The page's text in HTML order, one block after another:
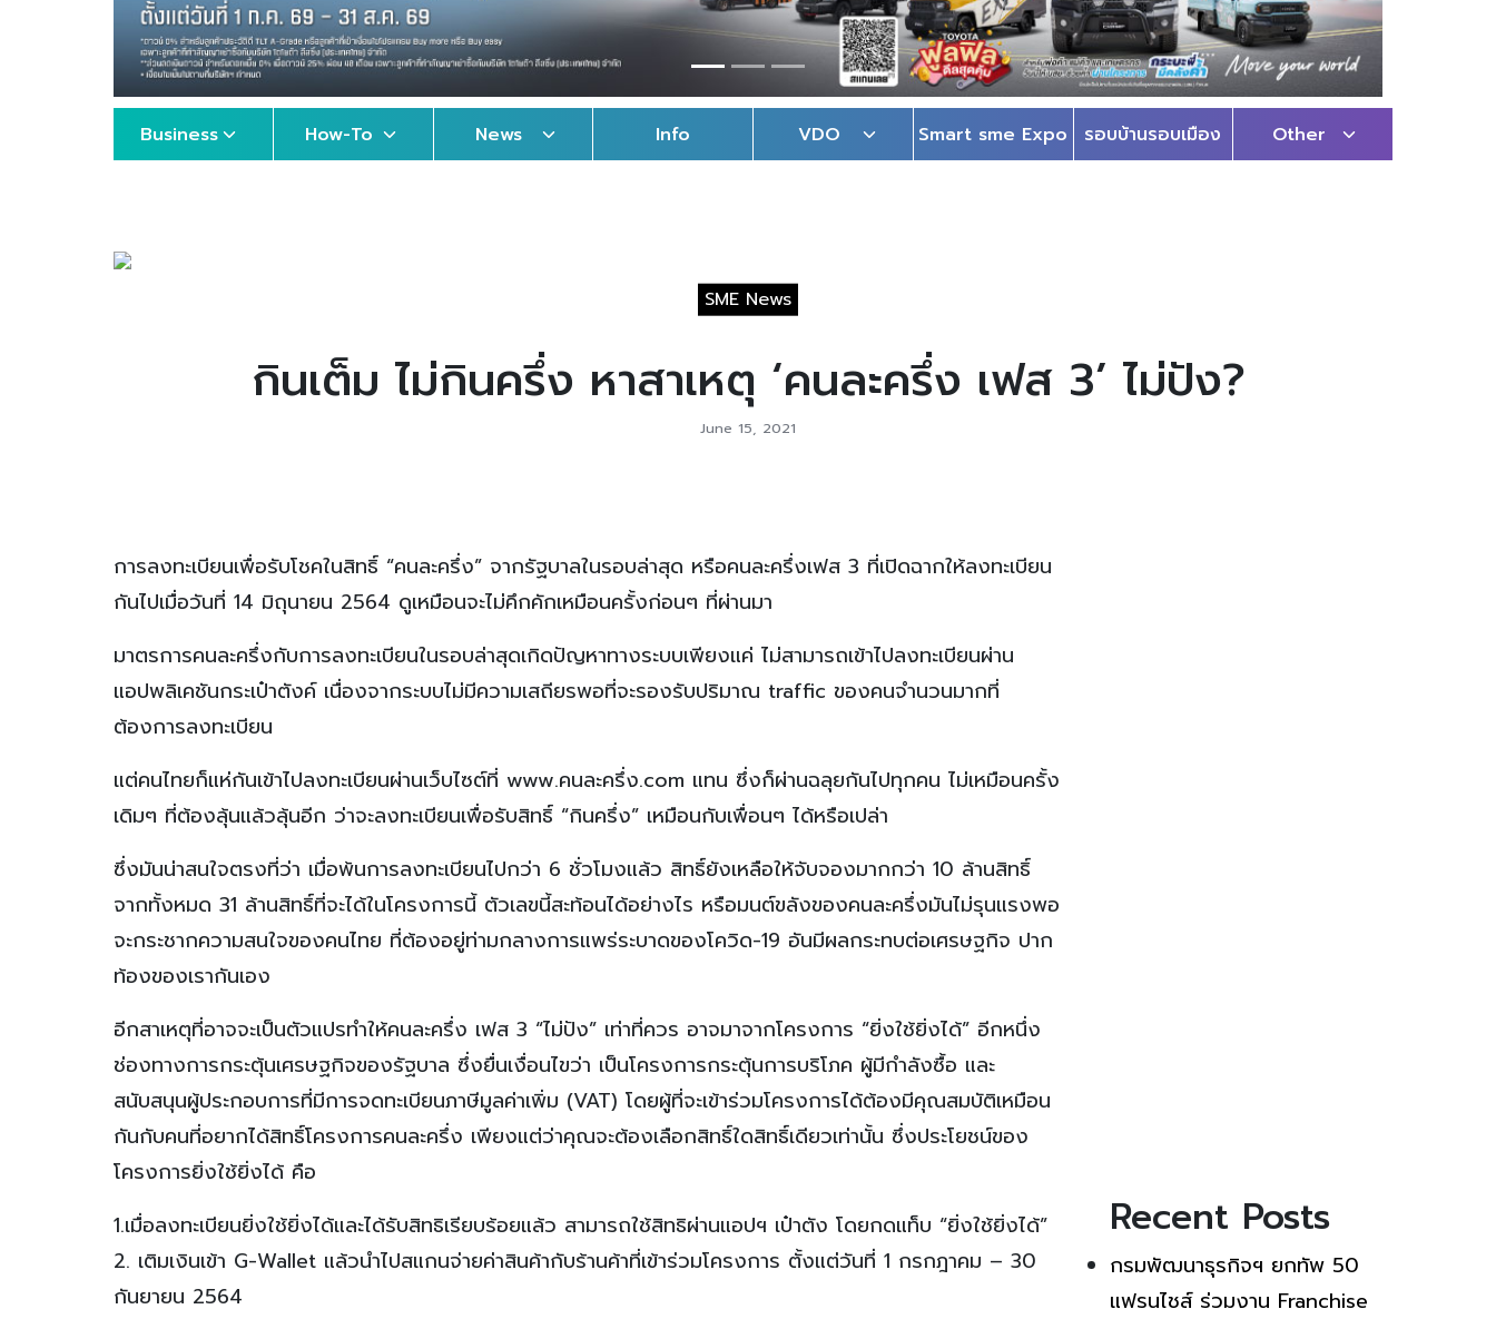
Business How-To News Info VDO Smart sme Expo รอบบ้านรอบเมือง Other
SME News
กินเต็ม ไม่กินครึ่ง หาสาเหตุ ‘คนละครึ่ง เฟส 3’ ไม่ปัง?
June 15, 2021
การลงทะเบียนเพื่อรับโชคในสิทธิ์ “คนละครึ่ง” จากรัฐบาลในรอบล่าสุด หรือคนละครึ่งเฟส 3 ที่เปิดฉากให้ลงทะเบียน
กันไปเมื่อวันที่ 14 มิถุนายน 2564 ดูเหมือนจะไม่คึกคักเหมือนครั้งก่อนๆ ที่ผ่านมา
มาตรการคนละครึ่งกับการลงทะเบียนในรอบล่าสุดเกิดปัญหาทางระบบเพียงแค่ ไม่สามารถเข้าไปลงทะเบียนผ่าน
แอปพลิเคชันกระเป๋าตังค์ เนื่องจากระบบไม่มีความเสถียรพอที่จะรองรับปริมาณ traffic ของคนจำนวนมากที่
ต้องการลงทะเบียน
แต่คนไทยก็แห่กันเข้าไปลงทะเบียนผ่านเว็บไซต์ที่ www.คนละครึ่ง.com แทน ซึ่งก็ผ่านฉลุยกันไปทุกคน ไม่เหมือนครั้ง
เดิมๆ ที่ต้องลุ้นแล้วลุ้นอีก ว่าจะลงทะเบียนเพื่อรับสิทธิ์ “กินครึ่ง” เหมือนกับเพื่อนๆ ได้หรือเปล่า
ซึ่งมันน่าสนใจตรงที่ว่า เมื่อพ้นการลงทะเบียนไปกว่า 6 ชั่วโมงแล้ว สิทธิ์ยังเหลือให้จับจองมากกว่า 10 ล้านสิทธิ์
จากทั้งหมด 31 ล้านสิทธิ์ที่จะได้ในโครงการนี้ ตัวเลขนี้สะท้อนได้อย่างไร หรือมนต์ขลังของคนละครึ่งมันไม่รุนแรงพอ
จะกระชากความสนใจของคนไทย ที่ต้องอยู่ท่ามกลางการแพร่ระบาดของโควิด-19 อันมีผลกระทบต่อเศรษฐกิจ ปาก
ท้องของเรากันเอง
อีกสาเหตุที่อาจจะเป็นตัวแปรทำให้คนละครึ่ง เฟส 3 “ไม่ปัง” เท่าที่ควร อาจมาจากโครงการ “ยิ่งใช้ยิ่งได้” อีกหนึ่ง
ช่องทางการกระตุ้นเศรษฐกิจของรัฐบาล ซึ่งยื่นเงื่อนไขว่า เป็นโครงการกระตุ้นการบริโภค ผู้มีกำลังซื้อ และ
สนับสนุนผู้ประกอบการที่มีการจดทะเบียนภาษีมูลค่าเพิ่ม (VAT) โดยผู้ที่จะเข้าร่วมโครงการได้ต้องมีคุณสมบัติเหมือน
กันกับคนที่อยากได้สิทธิ์โครงการคนละครึ่ง เพียงแต่ว่าคุณจะต้องเลือกสิทธิ์ใดสิทธิ์เดียวเท่านั้น ซึ่งประโยชน์ของ
โครงการยิ่งใช้ยิ่งได้ คือ
1.เมื่อลงทะเบียนยิ่งใช้ยิ่งได้และได้รับสิทธิเรียบร้อยแล้ว สามารถใช้สิทธิผ่านแอปฯ เป๋าตัง โดยกดแท็บ “ยิ่งใช้ยิ่งได้”
2. เติมเงินเข้า G-Wallet แล้วนำไปสแกนจ่ายค่าสินค้ากับร้านค้าที่เข้าร่วมโครงการ ตั้งแต่วันที่ 1 กรกฎาคม – 30
กันยายน 2564
Recent Posts
กรมพัฒนาธุรกิจฯ ยกทัพ 50
แฟรนไชส์ ร่วมงาน Franchise